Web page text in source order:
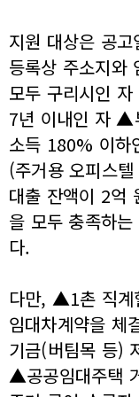
지원 대상은 공
등록상 주소지와
모두 구리시인
7년 이내인 자 ▲
소득 180% 이
(주거용 오피스
대출 잔액이 2억
을 모두 충족하
다.
다만, ▲1촌 직계
임대차계약을 체
기금(버팀목 등)
▲공공임대주택